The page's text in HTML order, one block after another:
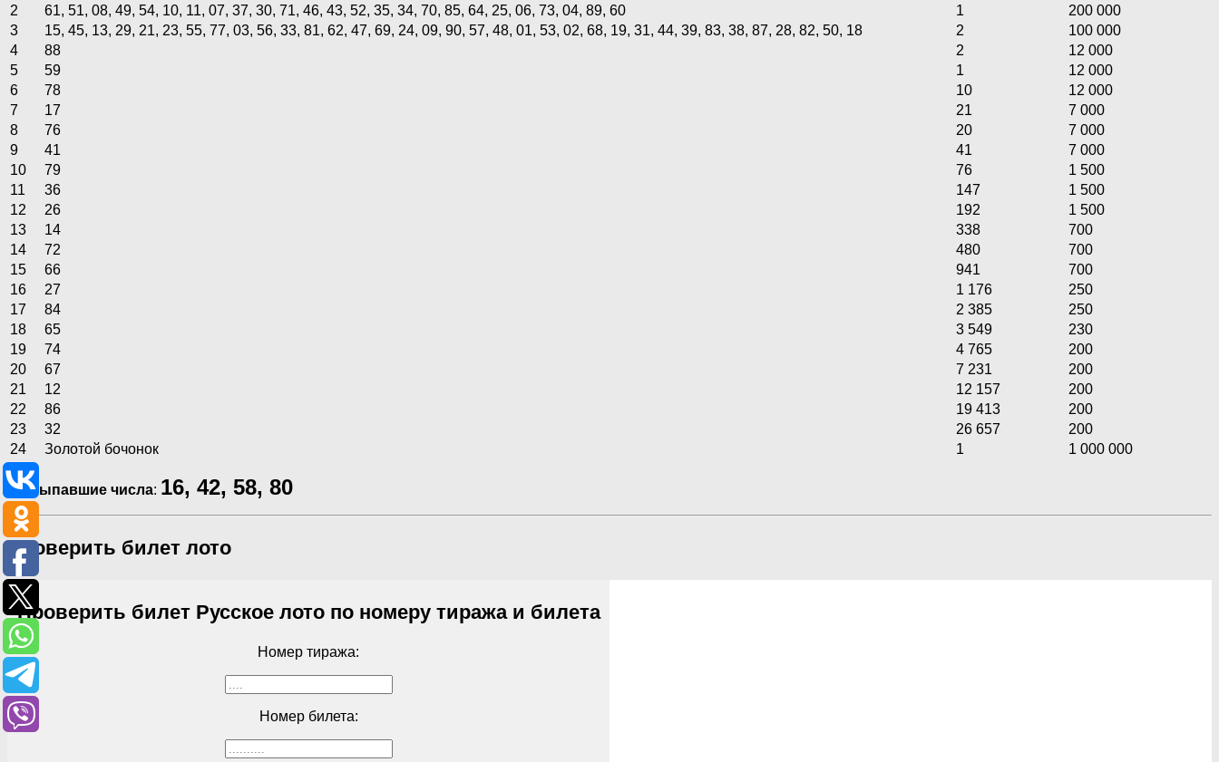
2
61, 51, 08, 49, 54, 10, 11, 07, 37, 30, 71, 46, 43, 52, 35, 34, 70, 85, 64, 25, 06, 73, 04, 89, 60 1
200 000
3
15, 45, 13, 29, 21, 23, 55, 77, 03, 56, 33, 81, 62, 47, 69, 24, 09, 90, 57, 48, 01, 53, 02, 68, 19, 31, 44, 39, 83, 38, 87, 28, 82, 50, 18 2
100 000
4
88 2
12 000
5
59 1
12 000
6
78 10
12 000
7
17 21
7 000
8
76 20
7 000
9
41 41
7 000
10
79 76
1 500
11
36 147
1 500
12
26 192
1 500
13
14 338
700
14
72 480
700
15
66 941
700
16
27 1 176
250
17
84 2 385
250
18
65 3 549
230
19
74 4 765
200
20
67 7 231
200
21
12 12 157
200
22
86 19 413
200
23
32 26 657
200
24
Золотой бочонок 1 1 000 000
Не выпавшие числа: 16, 42, 58, 80
Проверить билет лото
Проверить билет Русское лото по номеру тиража и билета
Номер тиража:
Номер билета: